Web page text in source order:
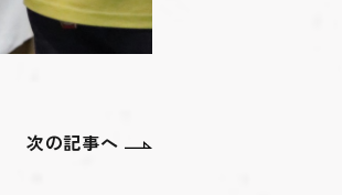
次の記事へ